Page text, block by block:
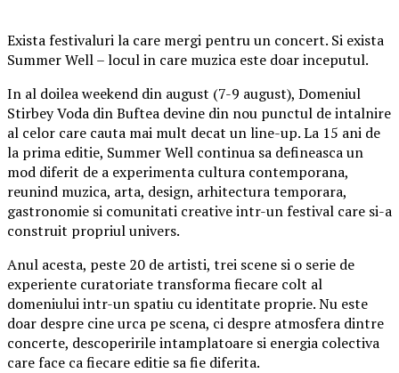
Exista festivaluri la care mergi pentru un concert. Si exista
Summer Well – locul in care muzica este doar inceputul.
In al doilea weekend din august (7-9 august), Domeniul
Stirbey Voda din Buftea devine din nou punctul de intalnire
al celor care cauta mai mult decat un line-up. La 15 ani de
la prima editie, Summer Well continua sa defineasca un
mod diferit de a experimenta cultura contemporana,
reunind muzica, arta, design, arhitectura temporara,
gastronomie si comunitati creative intr-un festival care si-a
construit propriul univers.
Anul acesta, peste 20 de artisti, trei scene si o serie de
experiente curatoriate transforma fiecare colt al
domeniului intr-un spatiu cu identitate proprie. Nu este
doar despre cine urca pe scena, ci despre atmosfera dintre
concerte, descoperirile intamplatoare si energia colectiva
care face ca fiecare editie sa fie diferita.